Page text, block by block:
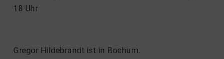
18 Uhr
Gregor Hildebrandt ist in Bochum.